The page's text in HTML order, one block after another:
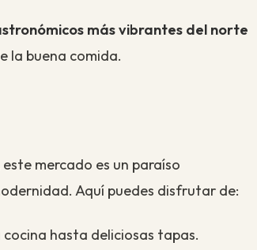
más vibrantes del norte
la buena comida.
mercado es un paraíso
Aquí puedes disfrutar de:
hasta deliciosas tapas.